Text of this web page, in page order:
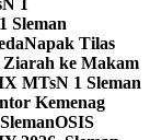
1
Sleman
Napak Tilas
Ziarah ke Makam
MTsN 1 Sleman
Kemenag
OSIS